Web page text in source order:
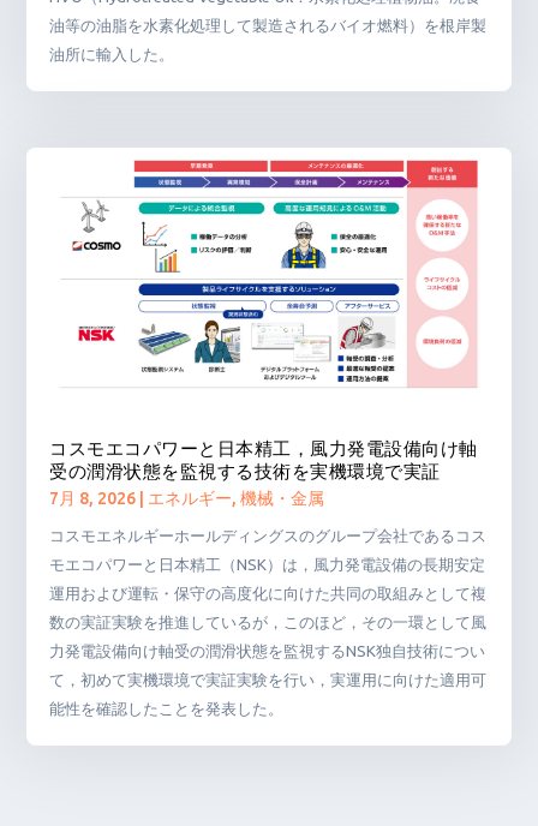
油等の油脂を水素化処理して製造されるバイオ燃料）を根岸製
油所に輸入した。
コスモエコパワーと日本精工，風力発電設備向け軸
受の潤滑状態を監視する技術を実機環境で実証
7月 8, 2026 エネルギー,機械・金属
コスモエネルギーホールディングスのグループ会社であるコス
モエコパワーと日本精工（NSK）は，風力発電設備の長期安定
運用および運転・保守の高度化に向けた共同の取組みとして複
数の実証実験を推進しているが，このほど，その一環として風
力発電設備向け軸受の潤滑状態を監視するNSK独自技術につい
て，初めて実機環境で実証実験を行い，実運用に向けた適用可
能性を確認したことを発表した。